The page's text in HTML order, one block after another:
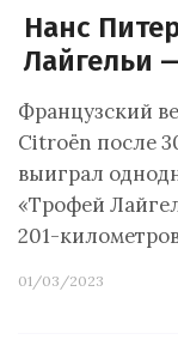
Нанс
Лайгельи
Французский
Citroën после
выиграл
«Трофей
201-
01/03/2023